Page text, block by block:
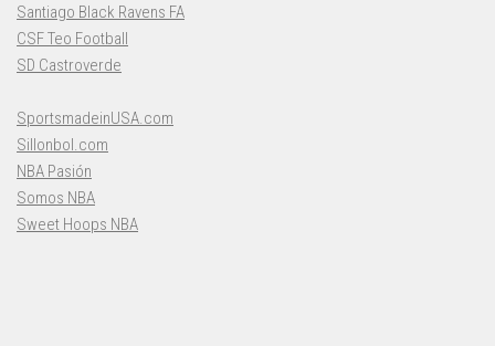
Santiago Black Ravens FA
CSF Teo Football
SD Castroverde
SportsmadeinUSA.com
Sillonbol.com
NBA Pasión
Somos NBA
Sweet Hoops NBA